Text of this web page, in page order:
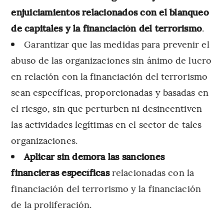
enjuiciamientos relacionados con el blanqueo
de capitales y la financiación del terrorismo.
Garantizar que las medidas para prevenir el
abuso de las organizaciones sin ánimo de lucro
en relación con la financiación del terrorismo
sean específicas, proporcionadas y basadas en
el riesgo, sin que perturben ni desincentiven
las actividades legítimas en el sector de tales
organizaciones.
Aplicar sin demora las sanciones
financieras específicasrelacionadas con la
financiación del terrorismo y la financiación
de la proliferación.